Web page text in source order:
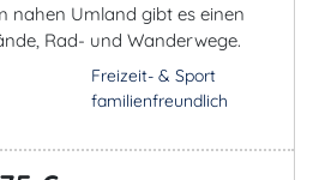
nahen Umland gibt es einen
Rad- und Wanderwege.
Freizeit- & Sport
familienfreundlich